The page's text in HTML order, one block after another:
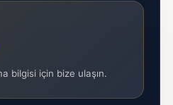
bilgisi için bize ulaşın.